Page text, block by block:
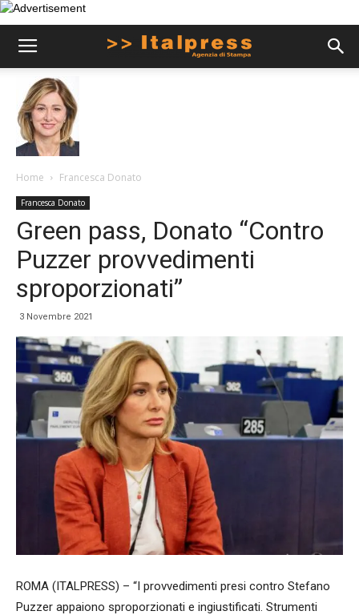
Home Francesca Donato
Francesca Donato
Green pass, Donato “Contro
Puzzer provvedimenti
sproporzionati”
3 Novembre 2021
ROMA (ITALPRESS) – “I provvedimenti presi contro Stefano
Puzzer appaiono sproporzionati e ingiustificati. Strumenti